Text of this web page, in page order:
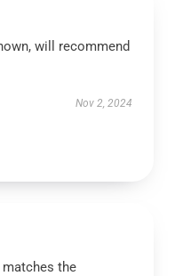
will recommend
Nov 2, 2024
the